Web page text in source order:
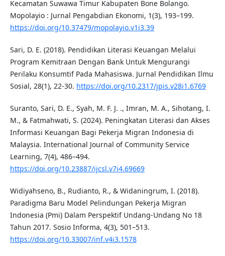
Kecamatan Suwawa Timur Kabupaten Bone Bolango.
Mopolayio : Jurnal Pengabdian Ekonomi, 1(3), 193–199.
https://doi.org/10.37479/mopolayio.v1i3.39
Sari, D. E. (2018). Pendidikan Literasi Keuangan Melalui
Program Kemitraan Dengan Bank Untuk Mengurangi
Perilaku Konsumtif Pada Mahasiswa. Jurnal Pendidikan Ilmu
Sosial, 28(1), 22-30. https://doi.org/10.2317/jpis.v28i1.6769
Suranto, Sari, D. E., Syah, M. F. J. ., Imran, M. A., Sihotang, I.
M., & Fatmahwati, S. (2024). Peningkatan Literasi dan Akses
Informasi Keuangan Bagi Pekerja Migran Indonesia di
Malaysia. International Journal of Community Service
Learning, 7(4), 486–494.
https://doi.org/10.23887/ijcsl.v7i4.69669
Widiyahseno, B., Rudianto, R., & Widaningrum, I. (2018).
Paradigma Baru Model Pelindungan Pekerja Migran
Indonesia (Pmi) Dalam Perspektif Undang-Undang No 18
Tahun 2017. Sosio Informa, 4(3), 501–513.
https://doi.org/10.33007/inf.v4i3.1578